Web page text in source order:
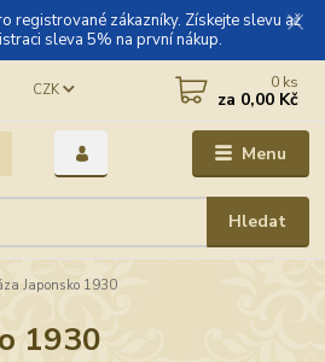
registrované zákazníky. Získejte slevu až
sleva 5% na první nákup.
Menu
CZK
Hledat
0 ks
za 0,00 Kč
Japonsko 1930
1930